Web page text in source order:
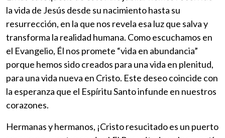
la vida de Jesús desde su nacimiento hasta su
resurrección, en la que nos revela esa luz que salva y
transforma la realidad humana. Como escuchamos en
el Evangelio, Él nos promete “vida en abundancia”
porque hemos sido creados para una vida en plenitud,
para una vida nueva en Cristo. Este deseo coincide con
la esperanza que el Espíritu Santo infunde en nuestros
corazones.
Hermanas y hermanos, ¡Cristo resucitado es un puerto